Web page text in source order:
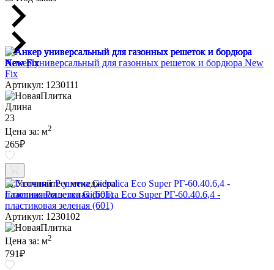
Анкер универсальный для газонных решеток и бордюра New
Fix
Артикул: 1230111
Длина
23
Цена за: м2
265₽
Уточняйте у менеджера
Газонная Решетка Gidrolica Eco Super РГ-60.40.6,4 -
пластиковая зеленая (601)
Артикул: 1230102
Цена за: м2
791₽